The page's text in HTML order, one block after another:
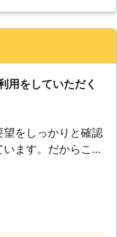
い」などのご要望が
コライフあきたへご
味の時間に充てるこ
の時間を充実させ
ます。
番気になってい
してもらえまし
用をしていただく
望をしっかりと確認
ます。だからこだ
なら利用が便利で
しにくい部分も丁
すので、困ったこ